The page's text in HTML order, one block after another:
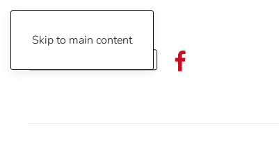
Skip to main content